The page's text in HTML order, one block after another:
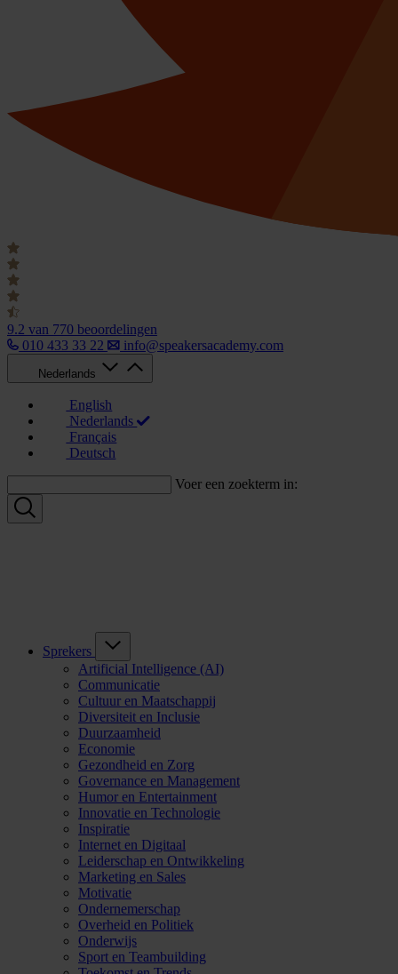
9.2 van 770 beoordelingen
010 433 33 22
info@speakersacademy.com
Nederlands
English
Nederlands
Français
Deutsch
Voer een zoekterm in:
Sprekers
Artificial Intelligence (AI)
Communicatie
Cultuur en Maatschappij
Diversiteit en Inclusie
Duurzaamheid
Economie
Gezondheid en Zorg
Governance en Management
Humor en Entertainment
Innovatie en Technologie
Inspiratie
Internet en Digitaal
Leiderschap en Ontwikkeling
Marketing en Sales
Motivatie
Ondernemerschap
Overheid en Politiek
Onderwijs
Sport en Teambuilding